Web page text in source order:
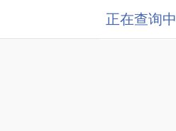
正在查询中